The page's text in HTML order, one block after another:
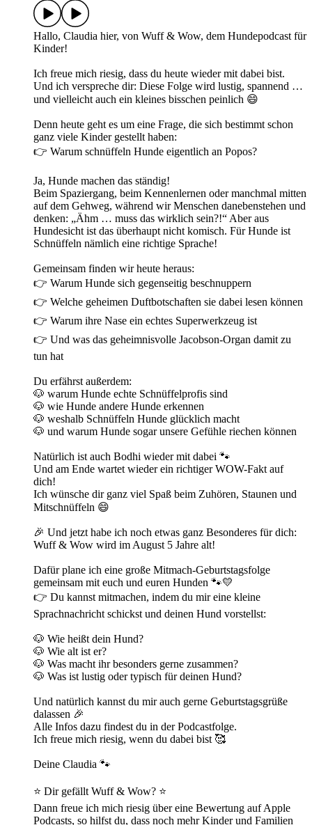
Hallo, Claudia hier, von Wuff & Wow, dem Hundepodcast für
Kinder!
Ich freue mich riesig, dass du heute wieder mit dabei bist.
Und ich verspreche dir: Diese Folge wird lustig, spannend …
und vielleicht auch ein kleines bisschen peinlich 😄
Denn heute geht es um eine Frage, die sich bestimmt schon
ganz viele Kinder gestellt haben:
👉 Warum schnüffeln Hunde eigentlich an Popos?
Ja, Hunde machen das ständig!
Beim Spaziergang, beim Kennenlernen oder manchmal mitten
auf dem Gehweg, während wir Menschen danebenstehen und
denken: „Ähm … muss das wirklich sein?!“ Aber aus
Hundesicht ist das überhaupt nicht komisch. Für Hunde ist
Schnüffeln nämlich eine richtige Sprache!
Gemeinsam finden wir heute heraus:
👉 Warum Hunde sich gegenseitig beschnuppern
👉 Welche geheimen Duftbotschaften sie dabei lesen können
👉 Warum ihre Nase ein echtes Superwerkzeug ist
👉 Und was das geheimnisvolle Jacobson-Organ damit zu
tun hat
Du erfährst außerdem:
🐶 warum Hunde echte Schnüffelprofis sind
🐶 wie Hunde andere Hunde erkennen
🐶 weshalb Schnüffeln Hunde glücklich macht
🐶 und warum Hunde sogar unsere Gefühle riechen können
Natürlich ist auch Bodhi wieder mit dabei 🐾
Und am Ende wartet wieder ein richtiger WOW-Fakt auf
dich!
Ich wünsche dir ganz viel Spaß beim Zuhören, Staunen und
Mitschnüffeln 😄
🎉 Und jetzt habe ich noch etwas ganz Besonderes für dich:
Wuff & Wow wird im August 5 Jahre alt!
Dafür plane ich eine große Mitmach-Geburtstagsfolge
gemeinsam mit euch und euren Hunden 🐾💛
👉 Du kannst mitmachen, indem du mir eine kleine
Sprachnachricht schickst und deinen Hund vorstellst:
🐶 Wie heißt dein Hund?
🐶 Wie alt ist er?
🐶 Was macht ihr besonders gerne zusammen?
🐶 Was ist lustig oder typisch für deinen Hund?
Und natürlich kannst du mir auch gerne Geburtstagsgrüße
dalassen 🎉
Alle Infos dazu findest du in der Podcastfolge.
Ich freue mich riesig, wenn du dabei bist 🥰
Deine Claudia 🐾
⭐ Dir gefällt Wuff & Wow? ⭐
Dann freue ich mich riesig über eine Bewertung auf Apple
Podcasts, so hilfst du, dass noch mehr Kinder und Familien